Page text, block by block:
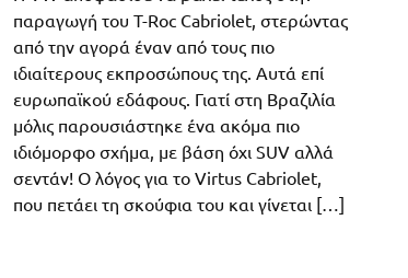
παραγωγή του T-Roc Cabriolet, στερώντας
από την αγορά έναν από τους πιο
ιδιαίτερους εκπροσώπους της. Αυτά επί
ευρωπαϊκού εδάφους. Γιατί στη Βραζιλία
μόλις παρουσιάστηκε ένα ακόμα πιο
ιδιόμορφο σχήμα, με βάση όχι SUV αλλά
σεντάν! Ο λόγος για το Virtus Cabriolet,
που πετάει τη σκούφια του και γίνεται […]